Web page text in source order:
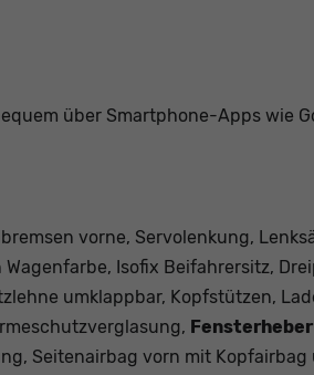
über Smartphone-Apps wie
vorne, Servolenkung,
Wagenfarbe, Isofix Beifahrersitz,
umklappbar, Kopfstützen,
Seitenairbag vorn mit